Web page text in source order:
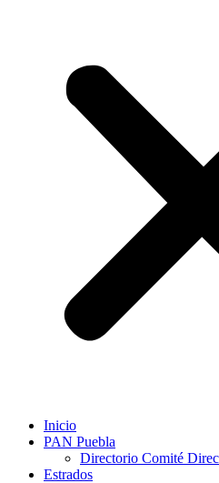
Inicio
PAN Puebla
Directorio Comité
Estrados